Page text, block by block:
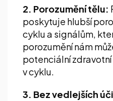
2. Porozumění tělu:
poskytuje hlubší
cyklu a signálům,
porozumění nám
potenciální
v cyklu.
3. Bez vedlejších